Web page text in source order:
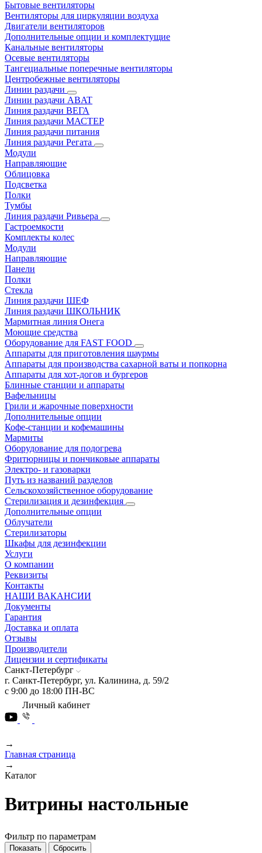
Бытовые вентиляторы
Вентиляторы для циркуляции воздуха
Двигатели вентиляторов
Дополнительные опции и комплектущие
Канальные вентиляторы
Осевые вентиляторы
Тангециальные поперечные вентиляторы
Центробежные вентиляторы
Линии раздачи
Линии раздачи ABAT
Линия раздачи ВЕГА
Линия раздачи МАСТЕР
Линия раздачи питания
Линия раздачи Регата
Модули
Направляющие
Облицовка
Подсветка
Полки
Тумбы
Линия раздачи Ривьера
Гастроемкости
Комплекты колес
Модули
Направляющие
Панели
Полки
Стекла
Линия раздачи ШЕФ
Линия раздачи ШКОЛЬНИК
Мармитная линия Онега
Моющие средства
Оборудование для FAST FOOD
Аппараты для приготовления шаурмы
Аппараты для производства сахарной ваты и попкорна
Аппараты для хот-догов и бургеров
Блинные станции и аппараты
Вафельницы
Грили и жарочные поверхности
Дополнительные опции
Кофе-станции и кофемашины
Мармиты
Оборудование для подогрева
Фритюрницы и пончиковые аппараты
Электро- и газоварки
Путь из названий разделов
Сельскохозяйственное оборудование
Стерилизация и дезинфекция
Дополнительные опции
Облучатели
Стерилизаторы
Шкафы для дезинфекции
Услуги
О компании
Реквизиты
Контакты
НАШИ ВАКАНСИИ
Документы
Гарантия
Доставка и оплата
Отзывы
Производители
Лицензии и сертификаты
Санкт-Петербург
г. Санкт-Петербург, ул. Калинина, д. 59/2
с 9:00 до 18:00 ПН-ВС
Личный кабинет
→
Главная страница
→
Каталог
Витрины настольные
Фильтр по параметрам